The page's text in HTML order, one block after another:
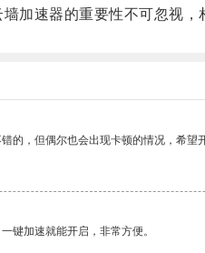
速器的重要性不可忽视，
的，但偶尔也会出现卡顿的情况，希望
键加速就能开启，非常方便。